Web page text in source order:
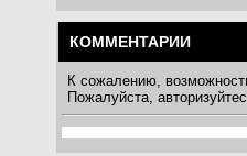
КОММЕНТАРИИ
К сожалению,
Пожалуйста,